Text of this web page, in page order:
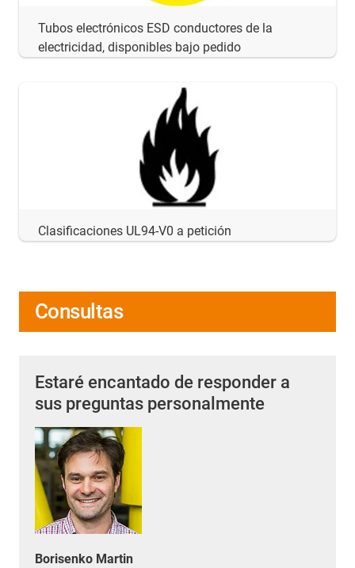
Tubos electrónicos ESD conductores de la
electricidad, disponibles bajo pedido
Clasificaciones UL94-V0 a petición
Consultas
Estaré encantado de responder a
sus preguntas personalmente
Borisenko Martin